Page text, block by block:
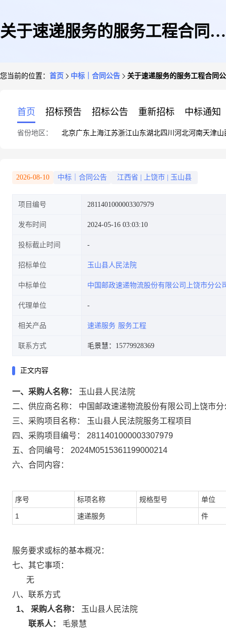
关于速递服务的服务工程合同公
您当前的位置： 首页 中标｜合同公告 关于速递服务的服务工程合同
首页 招标预告 招标公告 重新招标 中标通知
省份地区： 北京广东 上海江苏浙江山东湖北四川 河北河南天津山
2026-08-10 中标｜合同公告 江西省 上饶市 玉山县
项目编号 2811401000003307979
发布时间 2024-05-16 03:03:10
投标截止时间
招标单位 玉山县人民法院
中标单位 中国邮政速递物流股份有限公司上饶市分公
代理单位
相关产品 速递服务 服务工程
联系方式 毛景慧：15779928369
正文内容
一、采购人名称：
玉山县人民法院
二、供应商名称：
中国邮政速递物流股份有限公司上饶市分
三、采购项目名称：
玉山县人民法院服务工程项目
四、采购项目编号：
2811401000003307979
五、合同编号：
2024M0515361199000214
六、合同内容：
序号 标项名称 规格型号 单位
1 速递服务 件
服务要求或标的基本概况：
七、其它事项：
无
八、联系方式
1、 采购人名称：
玉山县人民法院
联系人：
毛景慧